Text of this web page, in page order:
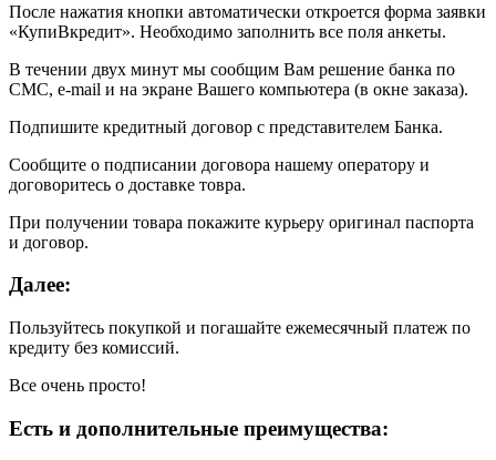
После нажатия кнопки автоматически откроется форма заявки
«КупиВкредит». Необходимо заполнить все поля анкеты.
В течении двух минут мы сообщим Вам решение банка по
СМС, e-mail и на экране Вашего компьютера (в окне заказа).
Подпишите кредитный договор с представителем Банка.
Сообщите о подписании договора нашему оператору и
договоритесь о доставке товра.
При получении товара покажите курьеру оригинал паспорта
и договор.
Далее:
Пользуйтесь покупкой и погашайте ежемесячный платеж по
кредиту без комиссий.
Все очень просто!
Есть и дополнительные преимущества: